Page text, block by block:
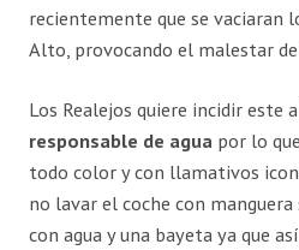
recientemente que se vaciaran
Alto, provocando el malestar
Los Realejos quiere incidir este
responsable de agua por lo
todo color y con llamativos
no lavar el coche con
con agua y una bayeta ya que